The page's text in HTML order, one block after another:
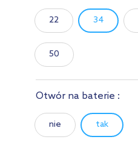
22 34
50
Otwór na baterie :
nie tak